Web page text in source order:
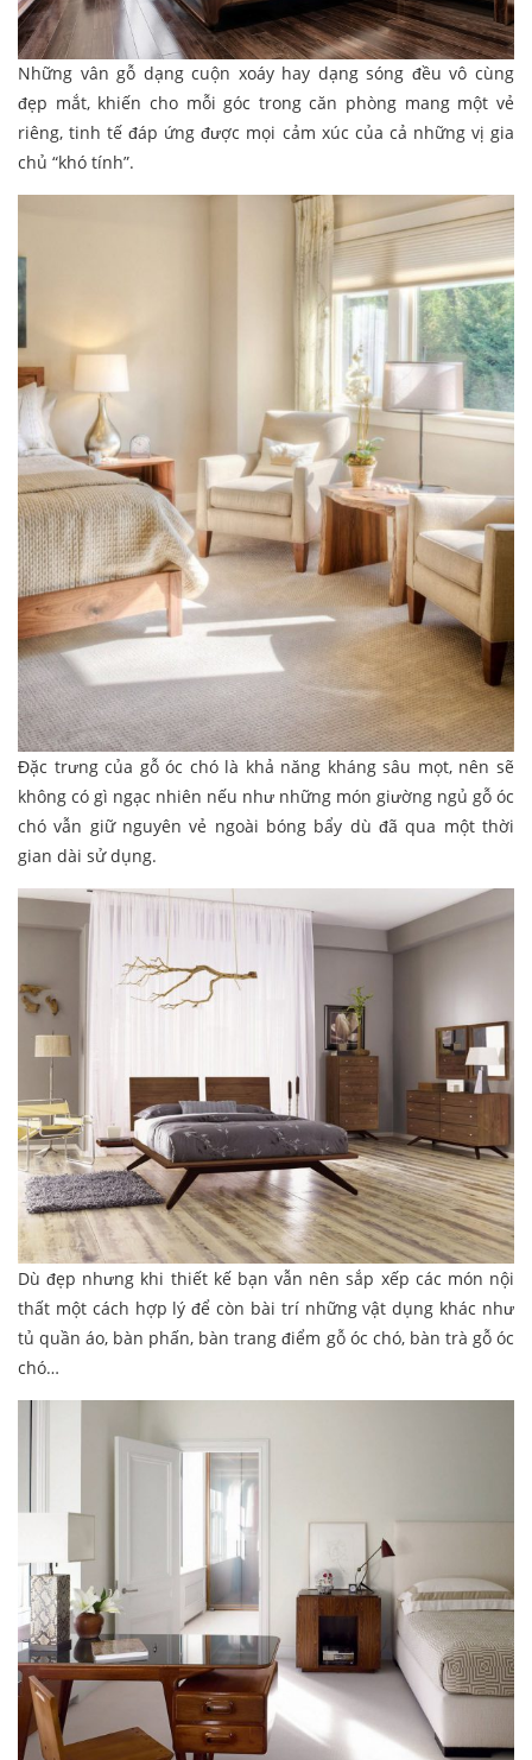
Những vân gỗ dạng cuộn xoáy hay dạng sóng đều vô cùng
đẹp mắt, khiến cho mỗi góc trong căn phòng mang một vẻ
riêng, tinh tế đáp ứng được mọi cảm xúc của cả những vị gia
chủ “khó tính”.
Đặc trưng của gỗ óc chó là khả năng kháng sâu mọt, nên sẽ
không có gì ngạc nhiên nếu như những món giường ngủ gỗ óc
chó vẫn giữ nguyên vẻ ngoài bóng bẩy dù đã qua một thời
gian dài sử dụng.
Dù đẹp nhưng khi thiết kế bạn vẫn nên sắp xếp các món nội
thất một cách hợp lý để còn bài trí những vật dụng khác như
tủ quần áo, bàn phấn, bàn trang điểm gỗ óc chó, bàn trà gỗ óc
chó…